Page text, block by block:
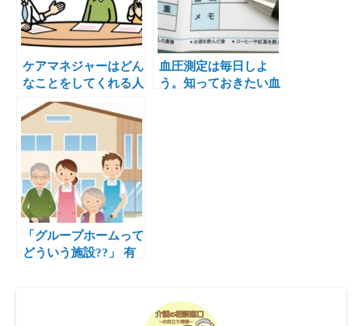
ケアマネジャーはどん
なことをしてくれる人
なの？
血圧測定は毎日しよ
う。知っておきたい血
「グループホームって
どういう施設??」 有